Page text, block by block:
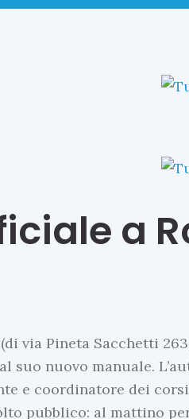
a
via Pineta Sacchetti
suo nuovo manuale.
e coordinatore dei
pubblico: al mattino